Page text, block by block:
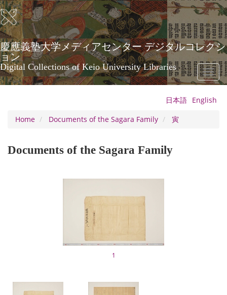
Skip
to
main
content
慶應義塾大学メディアセンター デジタルコレクシ
ョン
Digital Collections of Keio University Libraries
Toggle
日本語 English
Home
Documents of the Sagara Family 寅
Documents of the Sagara Family
1